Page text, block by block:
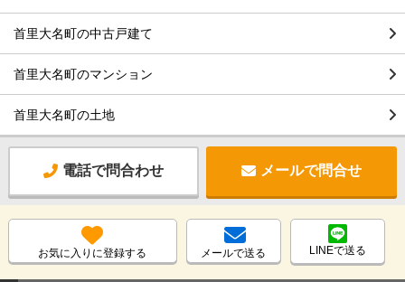
首里大名町の中古戸建て
首里大名町のマンション
首里大名町の土地
電話で問合わせ メールで問合せ
お気に入りに登録する メールで送る LINEで送る